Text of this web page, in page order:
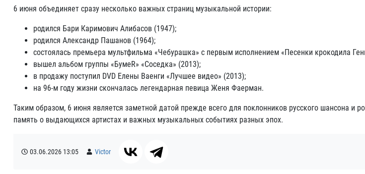
6 июня объединяет сразу несколько важных страниц музыкальной истории:
родился Бари Каримович Алибасов (1947);
родился Александр Пашанов (1964);
состоялась премьера мультфильма «Чебурашка» с первым исполнением «Песенки крокодила
вышел альбом группы «БумеR» «Соседка» (2013);
в продажу поступил DVD Елены Ваенги «Лучшее видео» (2013);
на 96-м году жизни скончалась легендарная певица Женя Фаерман.
Таким образом, 6 июня является заметной датой прежде всего для поклонников русского шансона и
память о выдающихся артистах и важных музыкальных событиях разных эпох.
03.06.2026 13:05 Victor